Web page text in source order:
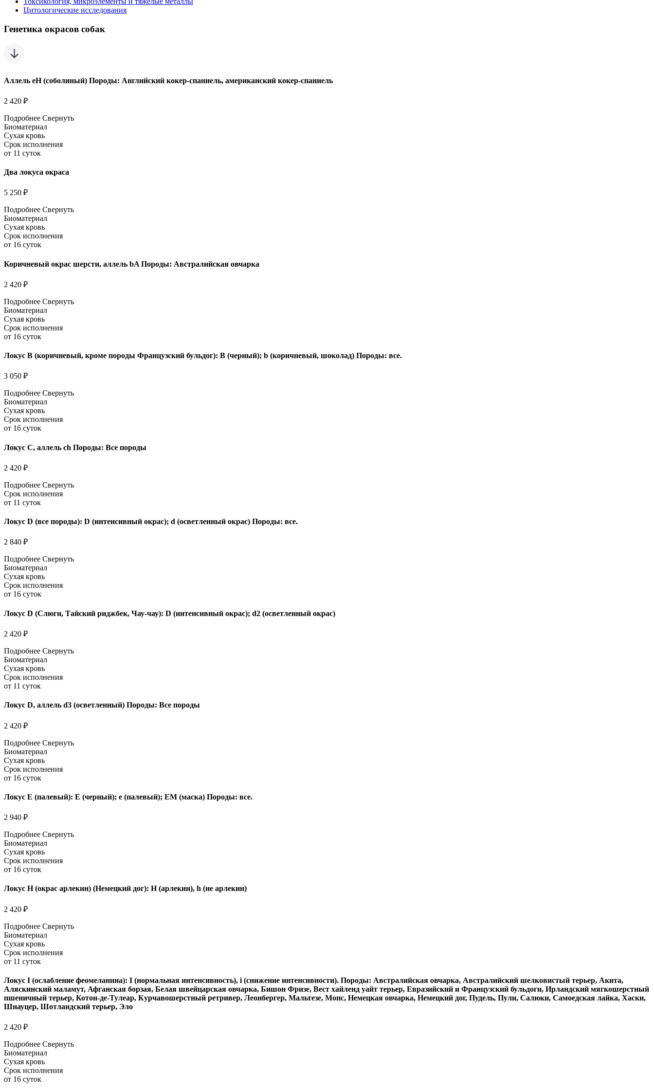
Цитологические исследования
Генетика окрасов собак
Аллель eH (соболиный) Породы: Английский кокер-спаниель, американский кокер-спаниель
2 420 ₽
Подробнее Свернуть
Биоматериал
Сухая кровь
Срок исполнения
от 11 суток
Два локуса окраса
5 250 ₽
Подробнее Свернуть
Биоматериал
Сухая кровь
Срок исполнения
от 16 суток
Коричневый окрас шерсти, аллель bA Породы: Австралийская овчарка
2 420 ₽
Подробнее Свернуть
Биоматериал
Сухая кровь
Срок исполнения
от 16 суток
Локус B (коричневый, кроме породы Французский бульдог): B (черный); b (коричневый, шоколад) Породы: все.
3 050 ₽
Подробнее Свернуть
Биоматериал
Сухая кровь
Срок исполнения
от 16 суток
Локус C, аллель ch Породы: Все породы
2 420 ₽
Подробнее Свернуть
Срок исполнения
от 11 суток
Локус D (все породы): D (интенсивный окрас); d (осветленный окрас) Породы: все.
2 840 ₽
Подробнее Свернуть
Биоматериал
Сухая кровь
Срок исполнения
от 16 суток
Локус D (Слюги, Тайский риджбек, Чау-чау): D (интенсивный окрас); d2 (осветленный окрас)
2 420 ₽
Подробнее Свернуть
Биоматериал
Сухая кровь
Срок исполнения
от 11 суток
Локус D, аллель d3 (осветленный) Породы: Все породы
2 420 ₽
Подробнее Свернуть
Биоматериал
Сухая кровь
Срок исполнения
от 16 суток
Локус E (палевый): Е (черный); e (палевый); EM (маска) Породы: все.
2 940 ₽
Подробнее Свернуть
Биоматериал
Сухая кровь
Срок исполнения
от 16 суток
Локус H (окрас арлекин) (Немецкий дог): H (арлекин), h (не арлекин)
2 420 ₽
Подробнее Свернуть
Биоматериал
Сухая кровь
Срок исполнения
от 11 суток
Локус I (ослабление феомеланина): I (нормальная интенсивность), i (снижение интенсивности). Породы: Австралийская овчарка, Австралийский шелковистый терьер, Акита,
Аляскинский маламут, Афганская борзая, Белая швейцарская овчарка, Бишон Фризе, Вест хайленд уайт терьер, Евразийский и Французский бульдоги, Ирландский мягкошерстный
пшеничный терьер, Котон-де-Тулеар, Курчавошерстный ретривер, Леонбергер, Мальтезе, Мопс, Немецкая овчарка, Немецкий дог, Пудель, Пули, Салюки, Самоедская лайка, Хаски,
Шнауцер, Шотландский терьер, Эло
2 420 ₽
Подробнее Свернуть
Биоматериал
Сухая кровь
Срок исполнения
от 16 суток